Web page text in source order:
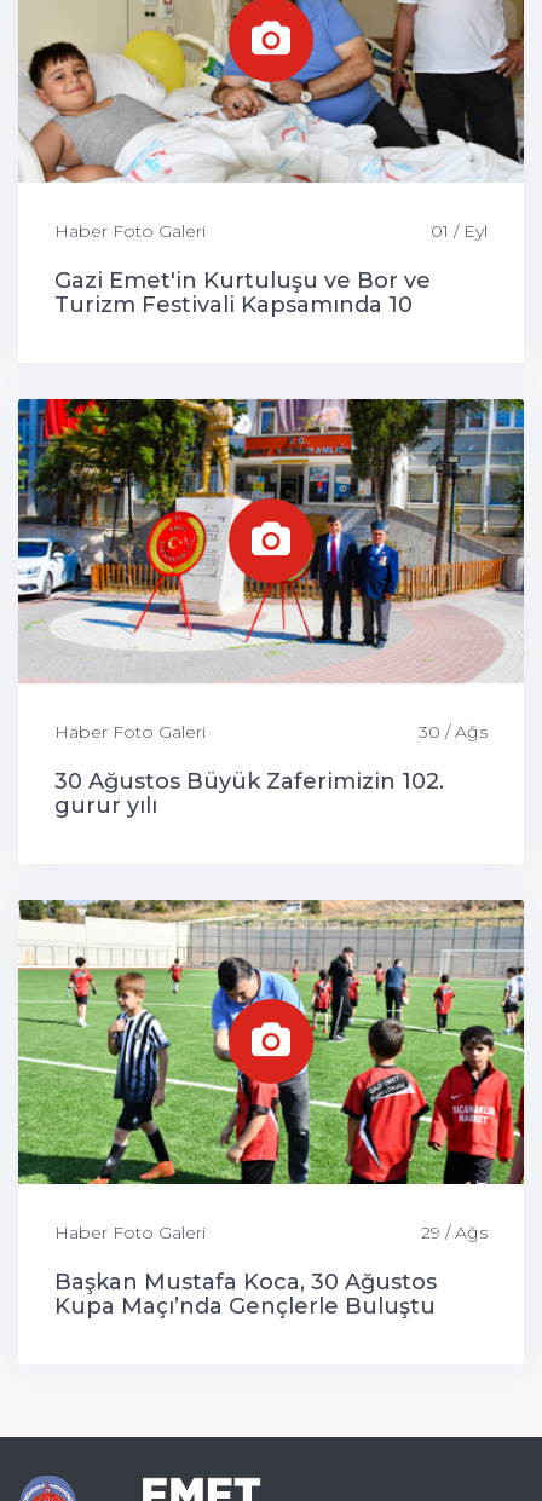
Haber Foto Galeri 01 / Eyl
Gazi Emet'in Kurtuluşu ve Bor ve
Turizm Festivali Kapsamında 10
Haber Foto Galeri 30 / Ağs
30 Ağustos Büyük Zaferimizin 102.
gurur yılı
Haber Foto Galeri 29 / Ağs
Başkan Mustafa Koca, 30 Ağustos
Kupa Maçı’nda Gençlerle Buluştu